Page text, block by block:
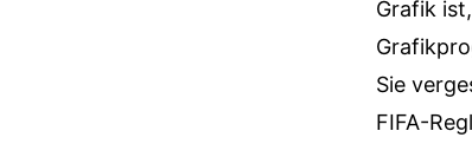
Grafik
Sie
FIFA-